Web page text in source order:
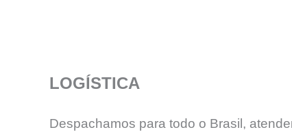
LOGÍSTICA
Despachamos para todo o Brasil,